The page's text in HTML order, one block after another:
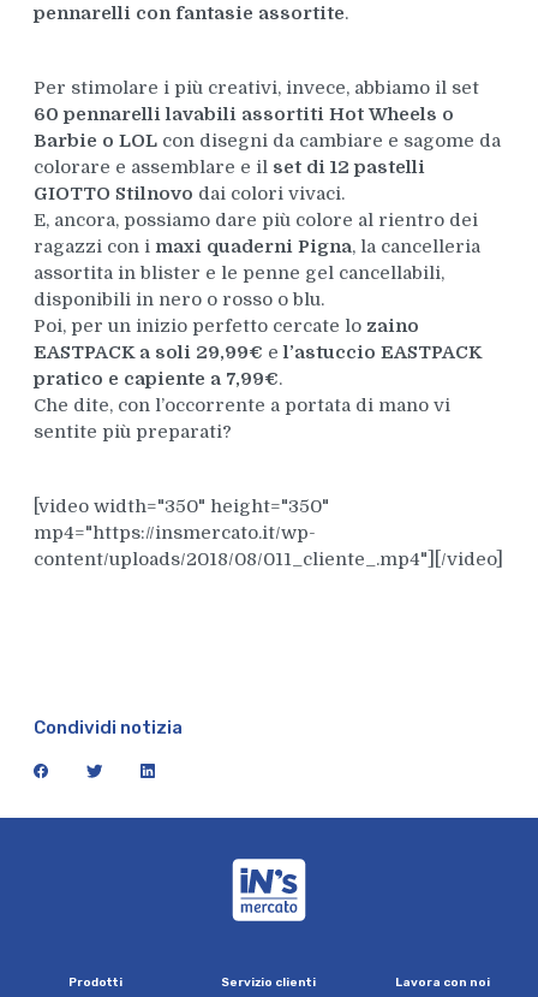
pennarelli con fantasie assortite.
Per stimolare i più creativi, invece, abbiamo il set
60 pennarelli lavabili assortiti Hot Wheels o
Barbie o LOLcon disegni da cambiare e sagome da
colorare e assemblare e il set di 12 pastelli
GIOTTO Stilnovo dai colori vivaci.
E, ancora, possiamo dare più colore al rientro dei
ragazzi con i maxi quaderni Pigna, la cancelleria
assortita in blister e le penne gel cancellabili,
disponibili in nero o rosso o blu.
Poi, per un inizio perfetto cercate lo zaino
EASTPACK a soli 29,99€ e l’astuccio EASTPACK
pratico e capiente a 7,99€.
Che dite, con l’occorrente a portata di mano vi
sentite più preparati?
[video width="350" height="350"
mp4="https://insmercato.it/wp-
content/uploads/2018/08/011_cliente_.mp4"][/video]
Condividi notizia
facebook twitter linkedin
Prodotti Servizio clienti Lavora con noi